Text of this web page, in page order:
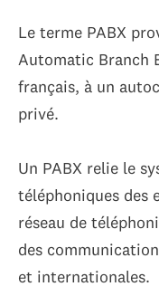
Le terme PABX
Automatic Branch
français, à un
privé.
Un PABX relie le
téléphoniques des
réseau de
des
et internationales.